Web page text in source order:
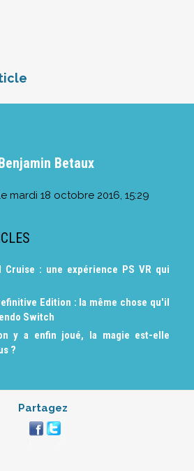
Betaux
mardi 18 octobre 2016, 15:29
Cruise : une expérience PS VR qui
Edition : la même chose qu'il
Switch
y a enfin joué, la magie est-elle
?
Partagez